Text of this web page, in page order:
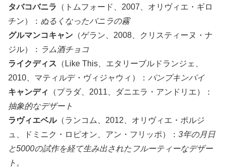
タバコバニラ
（トムフォード、2007、オリヴィエ・ギロ
チン）： ぬるくなったバニラの霧
グルマンコキャン （ゲラン、2008、クリスティーヌ・ナ
ジル）： ラム酒チョコ
ライクディス （Like This、エタリーブルドランジェ、
2010、マティルデ・ヴィジャウィ）： パンプキンパイ
キャンディ
（プラダ、2011、ダニエラ・アンドリエ）：
抽象的なデザート
ラヴィエベル（ランコム、2012、オリヴィエ・ポルジ
ュ、ドミニク・ロピオン、アン・フリッポ）： 3年の月日
と5000の試作を経て生み出されたフルーティーなデザー
ト。